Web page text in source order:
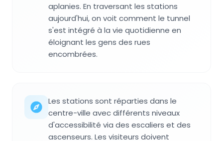
aplanies. En traversant les stations
aujourd'hui, on voit comment le tunnel
s'est intégré à la vie quotidienne en
éloignant les gens des rues
encombrées.
Les stations sont réparties dans le
centre-ville avec différents niveaux
d'accessibilité via des escaliers et des
ascenseurs. Les visiteurs doivent